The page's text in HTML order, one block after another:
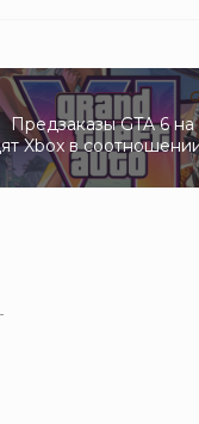
Предзаказы GTA 6 на
Xbox в